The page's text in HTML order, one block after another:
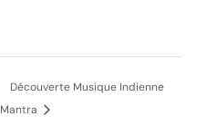
Découverte Musique Indienne
Mantra